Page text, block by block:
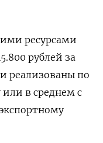
ресурсами
рублей за
реализованы по
в среднем с